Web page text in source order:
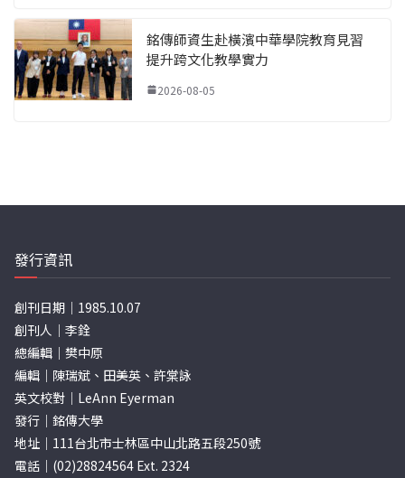
銘傳師資生赴橫濱中華學院教育見習
提升跨文化教學實力
2026-08-05
發行資訊
創刊日期｜1985.10.07
創刊人｜李銓
總編輯｜樊中原
編輯｜陳瑞斌、田美英、許棠詠
英文校對｜LeAnn Eyerman
發行｜銘傳大學
地址｜111台北市士林區中山北路五段250號
電話｜(02)28824564 Ext. 2324